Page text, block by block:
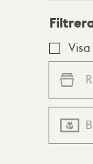
Lista